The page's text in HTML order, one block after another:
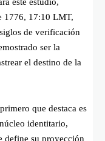
1776, 17:10 LMT,
de verificación
ser la
el destino de la
que destaca es
identitario,
define su proyección